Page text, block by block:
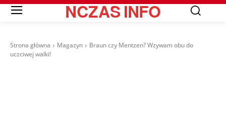
NCZASINFO
Strona główna Magazyn
Braun czy Mentzen? Wzywam obu do
uczciwej walki!